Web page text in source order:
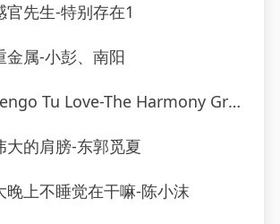
官先生-特别存在1
金属-小彭、南阳
Tu Love-The Harmony Group
大的肩膀-东郭觅夏
晚上不睡觉在干嘛-陈小沫